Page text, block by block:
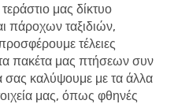
μας δίκτυο
πάροχων ταξιδιών,
τέλειες
πακέτα μας πτήσεων συν
σας καλύψουμε με τα άλλα
μας, όπως φθηνές